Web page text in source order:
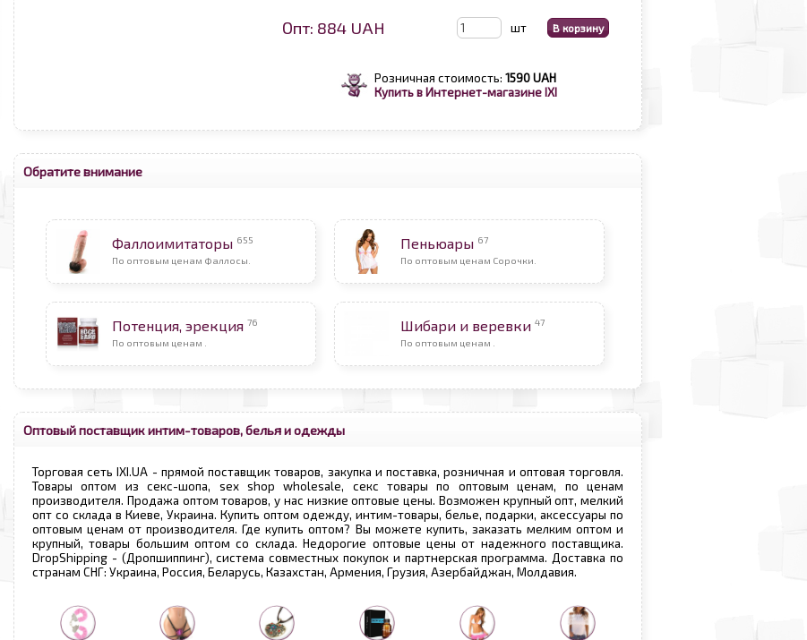
Опт: 884 UAH шт
Розничная стоимость: 1590 UAH
Купить в Интернет-магазине IXI
Обратите внимание
Фаллоимитаторы 655
По оптовым ценам Фаллосы.
Пеньюары 67
По оптовым ценам Сорочки.
Потенция, эрекция 76
По оптовым ценам .
Шибари и веревки 47
По оптовым ценам .
Оптовый поставщик интим-товаров, белья и одежды
Торговая сеть IXI.UA - прямой поставщик товаров, закупка и поставка, розничная и оптовая торговля.
Товары оптом из секс-шопа, sex shop wholesale, секс товары по оптовым ценам, по ценам
производителя. Продажа оптом товаров, у нас низкие оптовые цены. Возможен крупный опт, мелкий
опт со склада в Киеве, Украина. Купить оптом одежду, интим-товары, белье, подарки, аксессуары по
оптовым ценам от производителя. Где купить оптом? Вы можете купить, заказать мелким оптом и
крупный, товары большим оптом со склада. Недорогие оптовые цены от надежного поставщика.
DropShipping - (Дропшиппинг), система совместных покупок и партнерская программа. Доставка по
странам СНГ: Украина, Россия, Беларусь, Казахстан, Армения, Грузия, Азербайджан, Молдавия.